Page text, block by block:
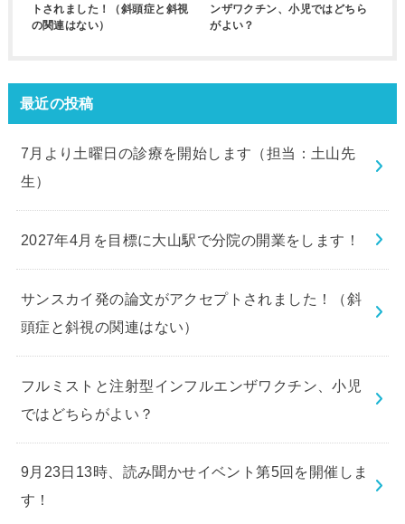
トされました！（斜頭症と斜視
の関連はない）
ンザワクチン、小児ではどちら
がよい？
最近の投稿
7月より土曜日の診療を開始します（担当：土山先
生）
2027年4月を目標に大山駅で分院の開業をします！
サンスカイ発の論文がアクセプトされました！（斜
頭症と斜視の関連はない）
フルミストと注射型インフルエンザワクチン、小児
ではどちらがよい？
9月23日13時、読み聞かせイベント第5回を開催しま
す！